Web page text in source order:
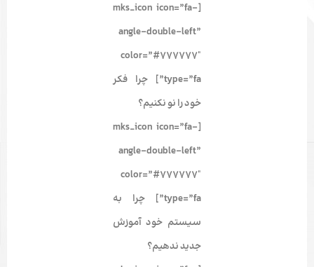
[mks_icon icon=”fa-
angle-double-left”
color=”#777777″
type=”fa”] چرا فکر
خود را نو نکنیم؟
[mks_icon icon=”fa-
angle-double-left”
color=”#777777″
type=”fa”] چرا به
سیستم خود آموزش
جدید ندهیم؟